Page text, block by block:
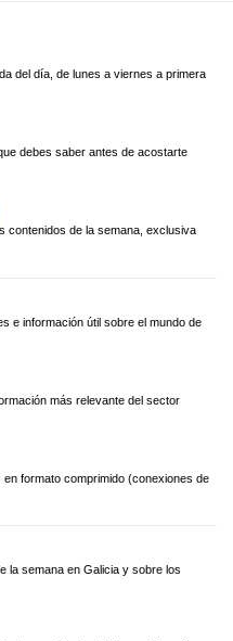
del día, de lunes a viernes a primera
debes saber antes de acostarte
contenidos de la semana, exclusiva
e información útil sobre el mundo de
más relevante del sector
formato comprimido (conexiones de
la semana en Galicia y sobre los